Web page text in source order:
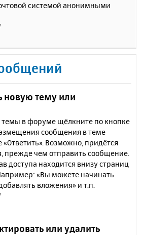
системой анонимными
новую тему или
темы в форуме щёлкните по кнопке
сообщения в теме
Возможно, придётся
прежде чем отправить сообщение.
доступа находится внизу страниц
«Вы можете начинать
вложения» и т.п.
или удалить